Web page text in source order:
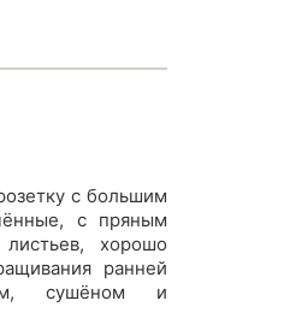
с большим
ённые, с пряным
хорошо
ранней
сушёном и